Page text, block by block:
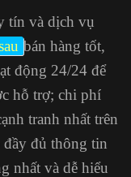
tín và dịch vụ
bán hàng tốt,
động 24/24 để
hỗ trợ; chi phí
tranh nhất trên
đủ thông tin
nhất và dễ hiểu